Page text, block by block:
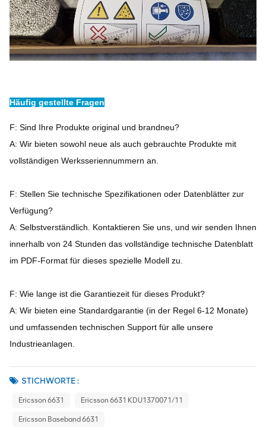
Häufig gestellte Fragen
F: Sind Ihre Produkte original und brandneu?
A: Wir bieten sowohl neue als auch gebrauchte Produkte mit
vollständigen Werksseriennummern an.
F: Stellen Sie technische Spezifikationen oder Datenblätter zur
Verfügung?
A: Selbstverständlich. Kontaktieren Sie uns, und wir senden Ihnen
innerhalb von 24 Stunden das vollständige technische Datenblatt
im PDF-Format für dieses spezielle Modell zu.
F: Wie lange ist die Garantiezeit für dieses Produkt?
A: Wir bieten eine Standardgarantie (in der Regel 6-12 Monate)
und umfassenden technischen Support für alle unsere
Industrieanlagen.
STICHWORTE :
Ericsson 6631 Ericsson 6631 KDU1370071/11
Ericsson Baseband 6631